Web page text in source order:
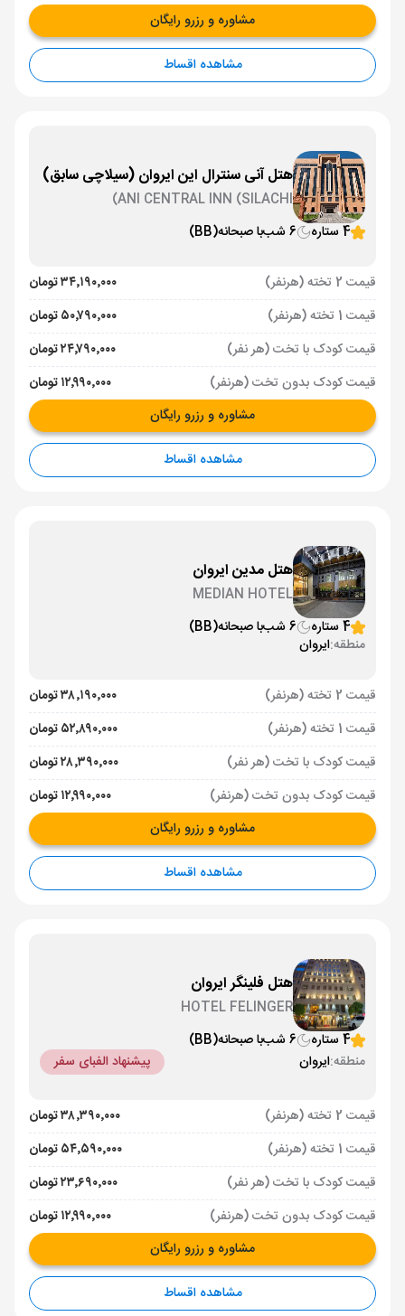
مشاوره و رزرو رایگان
مشاهده اقساط
هتل آنی سنترال این ایروان (سیلاچی سابق)
ANI CENTRAL INN (SILACHI)
4 ستاره
6 شب با صبحانه(BB)
قیمت 2 تخته (هرنفر)
۳۴٬۱۹۰٬۰۰۰ تومان
قیمت 1 تخته (هرنفر)
۵۰٬۷۹۰٬۰۰۰ تومان
قیمت کودک با تخت (هر نفر)
۲۴٬۷۹۰٬۰۰۰ تومان
قیمت کودک بدون تخت (هرنفر)
۱۲٬۹۹۰٬۰۰۰ تومان
مشاوره و رزرو رایگان
مشاهده اقساط
هتل مدین ایروان
MEDIAN HOTEL
4 ستاره
6 شب با صبحانه(BB)
منطقه:ایروان
قیمت 2 تخته (هرنفر)
۳۸٬۱۹۰٬۰۰۰ تومان
قیمت 1 تخته (هرنفر)
۵۲٬۸۹۰٬۰۰۰ تومان
قیمت کودک با تخت (هر نفر)
۲۸٬۳۹۰٬۰۰۰ تومان
قیمت کودک بدون تخت (هرنفر)
۱۲٬۹۹۰٬۰۰۰ تومان
مشاوره و رزرو رایگان
مشاهده اقساط
هتل فلینگر ایروان
HOTEL FELINGER
4 ستاره
6 شب با صبحانه(BB)
منطقه:ایروان پیشنهاد الفبای سفر
قیمت 2 تخته (هرنفر)
۳۸٬۳۹۰٬۰۰۰ تومان
قیمت 1 تخته (هرنفر)
۵۴٬۵۹۰٬۰۰۰ تومان
قیمت کودک با تخت (هر نفر)
۲۳٬۶۹۰٬۰۰۰ تومان
قیمت کودک بدون تخت (هرنفر)
۱۲٬۹۹۰٬۰۰۰ تومان
مشاوره و رزرو رایگان
مشاهده اقساط